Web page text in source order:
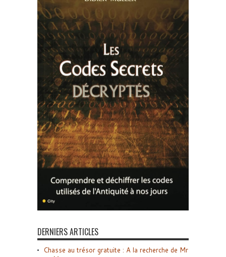
DERNIERS ARTICLES
Chasse au trésor gratuite : A la recherche de Mr